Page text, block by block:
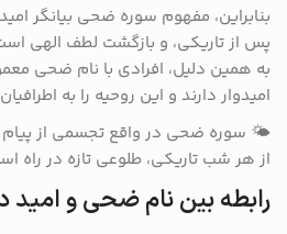
بنابراین، مفهوم سوره ضحی بیانگر
پس از تاریکی، و بازگشت لطف الهی
به همین دلیل، افرادی با نام ضحی
امیدوار دارند و این روحیه را به
🌤️ سوره ضحی در واقع تجسمی از
از هر شب تاریکی، طلوعی تازه در راه
رابطه بین نام ضحی و امید